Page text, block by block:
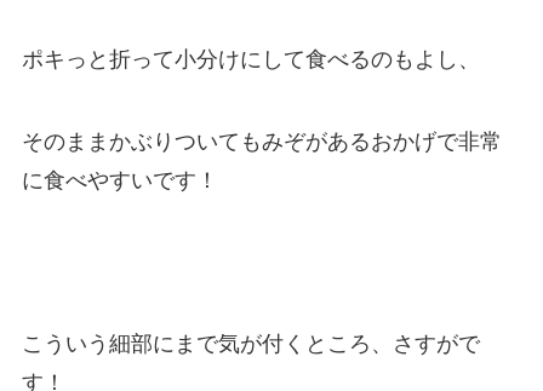
ポキっと折って小分けにして食べるのもよし、
そのままかぶりついてもみぞがあるおかげで非常
に食べやすいです！
こういう細部にまで気が付くところ、さすがで
す！